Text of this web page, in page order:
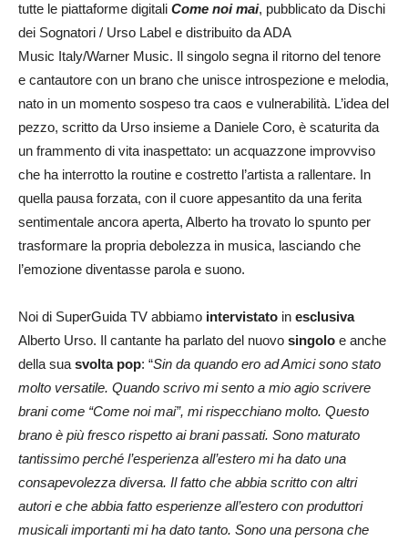
tutte le piattaforme digitali Come noi mai, pubblicato da Dischi
dei Sognatori / Urso Label e distribuito da ADA
Music Italy/Warner Music. Il singolo segna il ritorno del tenore
e cantautore con un brano che unisce introspezione e melodia,
nato in un momento sospeso tra caos e vulnerabilità. L’idea del
pezzo, scritto da Urso insieme a Daniele Coro, è scaturita da
un frammento di vita inaspettato: un acquazzone improvviso
che ha interrotto la routine e costretto l’artista a rallentare. In
quella pausa forzata, con il cuore appesantito da una ferita
sentimentale ancora aperta, Alberto ha trovato lo spunto per
trasformare la propria debolezza in musica, lasciando che
l’emozione diventasse parola e suono.
Noi di SuperGuida TV abbiamo intervistato in esclusiva
Alberto Urso. Il cantante ha parlato del nuovo singolo e anche
della sua svolta pop: “Sin da quando ero ad Amici sono stato
molto versatile. Quando scrivo mi sento a mio agio scrivere
brani come “Come noi mai”, mi rispecchiano molto. Questo
brano è più fresco rispetto ai brani passati. Sono maturato
tantissimo perché l’esperienza all’estero mi ha dato una
consapevolezza diversa. Il fatto che abbia scritto con altri
autori e che abbia fatto esperienze all’estero con produttori
musicali importanti mi ha dato tanto. Sono una persona che